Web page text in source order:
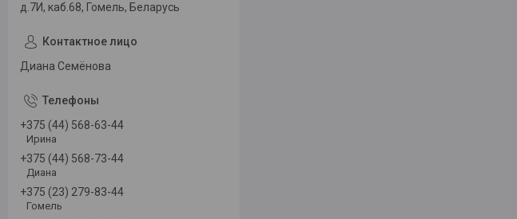
д.7И, каб.68, Гомель, Беларусь
Диана Семёнова
+375 (44) 568-63-44
Ирина
+375 (44) 568-73-44
Диана
+375 (23) 279-83-44
Гомель